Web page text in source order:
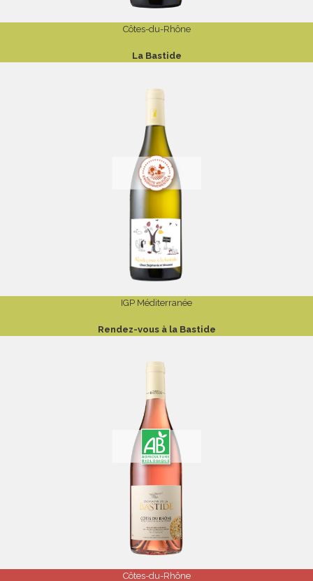
Côtes-du-Rhône
La Bastide
IGP Méditerranée
Rendez-vous à la Bastide
Côtes-du-Rhône